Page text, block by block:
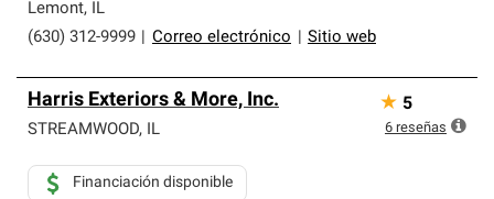
Lemont, IL
(630) 312-9999
Correo electrónico Sitio web
Harris Exteriors & More, Inc.
STREAMWOOD, IL
Financiación disponible
★ 5
6 reseñas